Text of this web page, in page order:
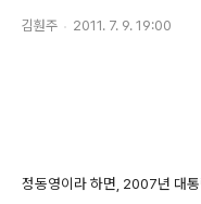
김훤주 2011. 7. 9. 19:00
정동영이라 하면, 2007년 대